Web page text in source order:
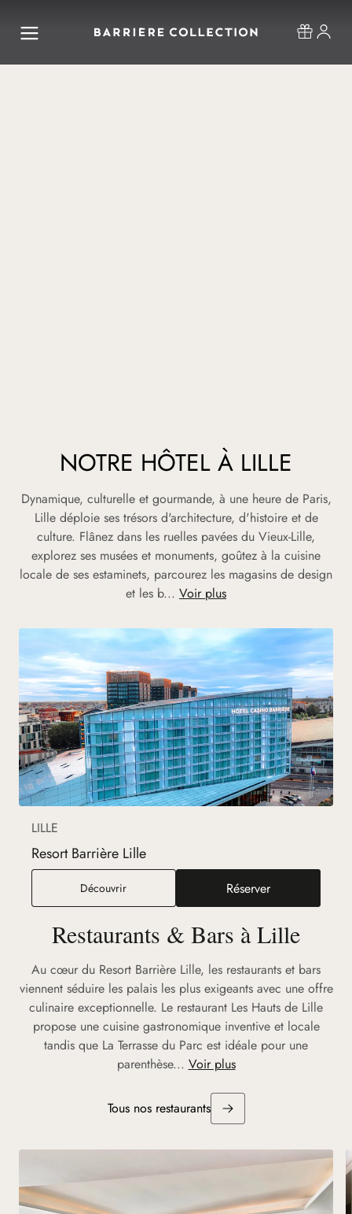
NOTRE HÔTEL À LILLE
Dynamique, culturelle et gourmande, à une heure de Paris,
Lille déploie ses trésors d'architecture, d'histoire et de
culture. Flânez dans les ruelles pavées du Vieux-Lille,
explorez ses musées et monuments, goûtez à la cuisine
locale de ses estaminets, parcourez les magasins de design
et les b... Voir plus
LILLE
Resort Barrière Lille
DécouvrirResort Barrière Lille
Réserver
(nouvel onglet)
Restaurants & Bars à Lille
Au cœur du Resort Barrière Lille, les restaurants et bars
viennent séduire les palais les plus exigeants avec une offre
culinaire exceptionnelle. Le restaurant Les Hauts de Lille
propose une cuisine gastronomique inventive et locale
tandis que La Terrasse du Parc est idéale pour une
parenthèse... Voir plus
Tous nos restaurants